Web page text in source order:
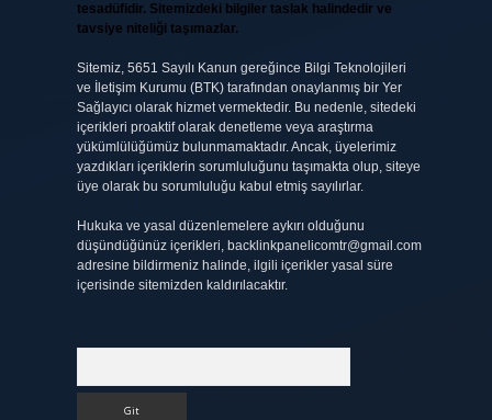
tesadüfidir. Sitemizdeki bilgiler taslak halindedir ve
tavsiye niteliği taşımazlar.
Sitemiz, 5651 Sayılı Kanun gereğince Bilgi Teknolojileri
ve İletişim Kurumu (BTK) tarafından onaylanmış bir Yer
Sağlayıcı olarak hizmet vermektedir. Bu nedenle, sitedeki
içerikleri proaktif olarak denetleme veya araştırma
yükümlülüğümüz bulunmamaktadır. Ancak, üyelerimiz
yazdıkları içeriklerin sorumluluğunu taşımakta olup, siteye
üye olarak bu sorumluluğu kabul etmiş sayılırlar.
Hukuka ve yasal düzenlemelere aykırı olduğunu
düşündüğünüz içerikleri, backlinkpanelicomtr@gmail.com
adresine bildirmeniz halinde, ilgili içerikler yasal süre
içerisinde sitemizden kaldırılacaktır.